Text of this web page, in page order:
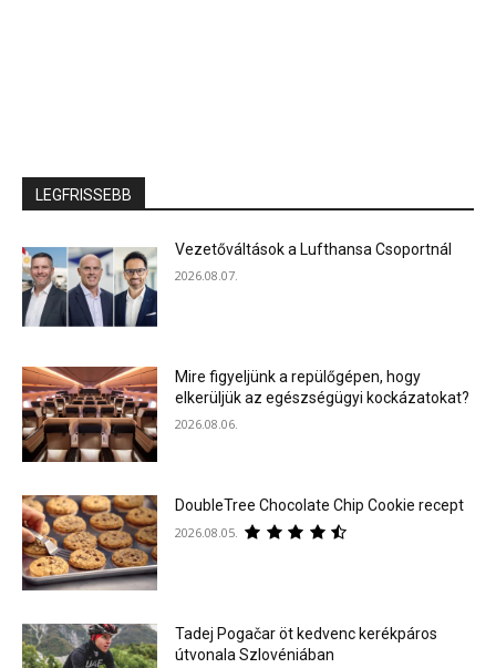
LEGFRISSEBB
Vezetőváltások a Lufthansa Csoportnál
2026.08.07.
Mire figyeljünk a repülőgépen, hogy
elkerüljük az egészségügyi kockázatokat?
2026.08.06.
DoubleTree Chocolate Chip Cookie recept
2026.08.05.
Tadej Pogačar öt kedvenc kerékpáros
útvonala Szlovéniában